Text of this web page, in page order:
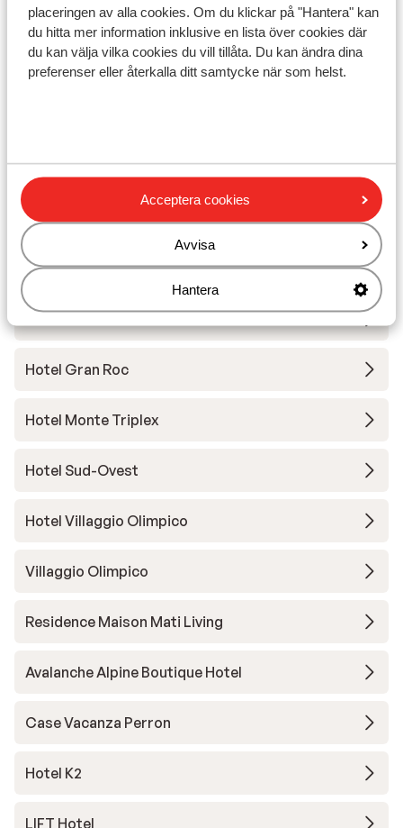
placeringen av alla cookies. Om du klickar på "Hantera" kan
du hitta mer information inklusive en lista över cookies där
du kan välja vilka cookies du vill tillåta. Du kan ändra dina
preferenser eller återkalla ditt samtycke när som helst.
Acceptera cookies
Avvisa
Hantera
Liftkort
Skidskola
Andra boenden i Via Lattea
Chalet Capannina
Hotel K2 dependance Col Blegier
Hotel Gran Roc
Hotel Monte Triplex
Hotel Sud-Ovest
Hotel Villaggio Olimpico
Villaggio Olimpico
Residence Maison Mati Living
Avalanche Alpine Boutique Hotel
Case Vacanza Perron
Hotel K2
LIFT Hotel